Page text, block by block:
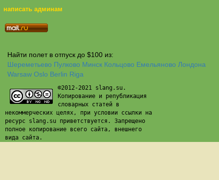
написать админам
Найти полет в отпуск до $100 из:
Шереметьево Пулково Минск Кольцово Емельяново Лондона
Warsaw Oslo Berlin Riga
©2012-2021 slang.su.
Копирование и републикация
словарных статей в
некоммерческих целях, при условии ссылки на
ресурс slang.su приветствуется. Запрещено
полное копирование всего сайта, внешнего
вида сайта.